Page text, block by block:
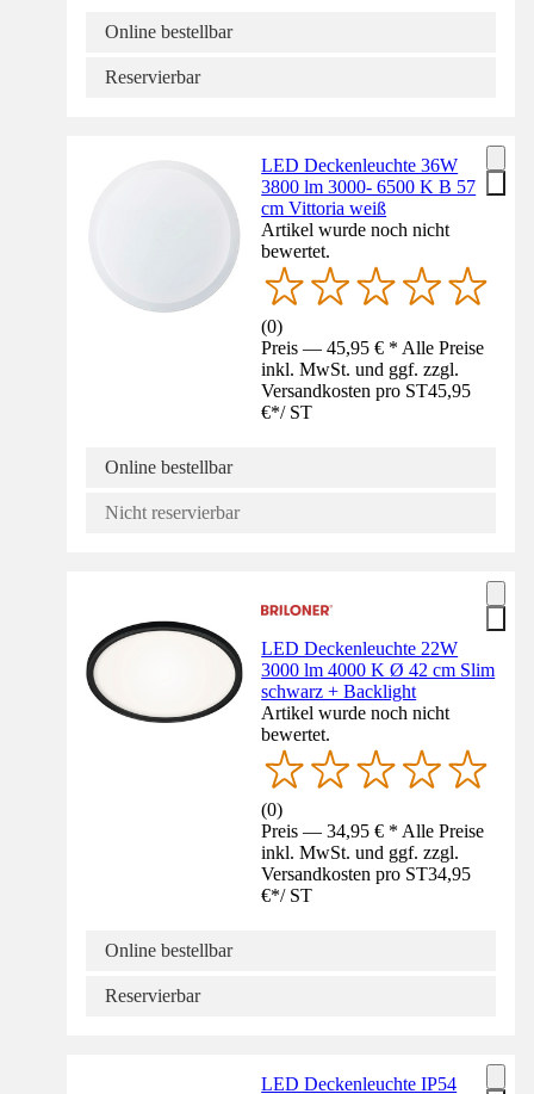
Online bestellbar
Reservierbar
LED Deckenleuchte 36W
3800 lm 3000- 6500 K B 57
cm Vittoria weiß
Artikel wurde noch nicht
bewertet.
(0)
Preis — 45,95 € * Alle Preise
inkl. MwSt. und ggf. zzgl.
Versandkosten pro ST45,95
€*/ ST
Online bestellbar
Nicht reservierbar
LED Deckenleuchte 22W
3000 lm 4000 K Ø 42 cm Slim
schwarz + Backlight
Artikel wurde noch nicht
bewertet.
(0)
Preis — 34,95 € * Alle Preise
inkl. MwSt. und ggf. zzgl.
Versandkosten pro ST34,95
€*/ ST
Online bestellbar
Reservierbar
LED Deckenleuchte IP54